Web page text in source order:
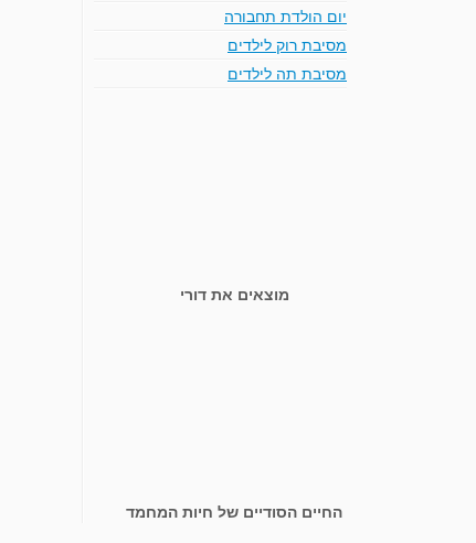
יום הולדת תחבורה
מסיבת רוק לילדים
מסיבת תה לילדים
מוצאים את דורי
החיים הסודיים של חיות המחמד